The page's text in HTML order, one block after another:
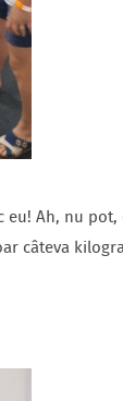
eu! Ah, nu
câteva